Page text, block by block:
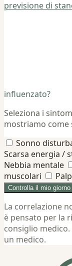
previsione di
influenzato?
Seleziona i
mostriamo come
Sonno
Scarsa energia /
Nebbia mentale
muscolari
Controlla il mio giorno
La correlazione
è pensato per la
consiglio
un medico.